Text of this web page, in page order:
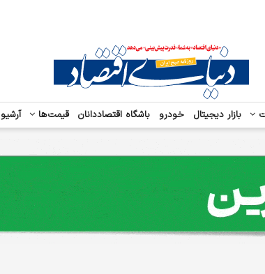
بازار دیجیتال خودرو باشگاه اقتصاددانان قیمت‌ها آرشیو